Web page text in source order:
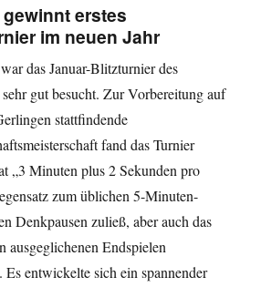
erstes
im neuen Jahr
das Januar-Blitzturnier des
gut besucht. Zur Vorbereitung auf
stattfindende
fand das Turnier
„3 Minuten plus 2 Sekunden pro
zum üblichen 5-Minuten-
Denkpausen zuließ, aber auch das
ausgeglichenen Endspielen
Es entwickelte sich ein spannender